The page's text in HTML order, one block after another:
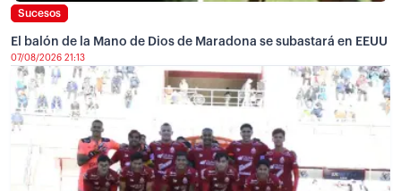
Sucesos
El balón de la Mano de Dios de Maradona se subastará en EEUU
07/08/2026 21:13